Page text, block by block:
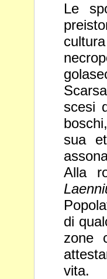
Le
scesi
sua
Alla
di
zone
vita.